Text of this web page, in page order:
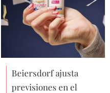
Beiersdorf ajusta
previsiones en el